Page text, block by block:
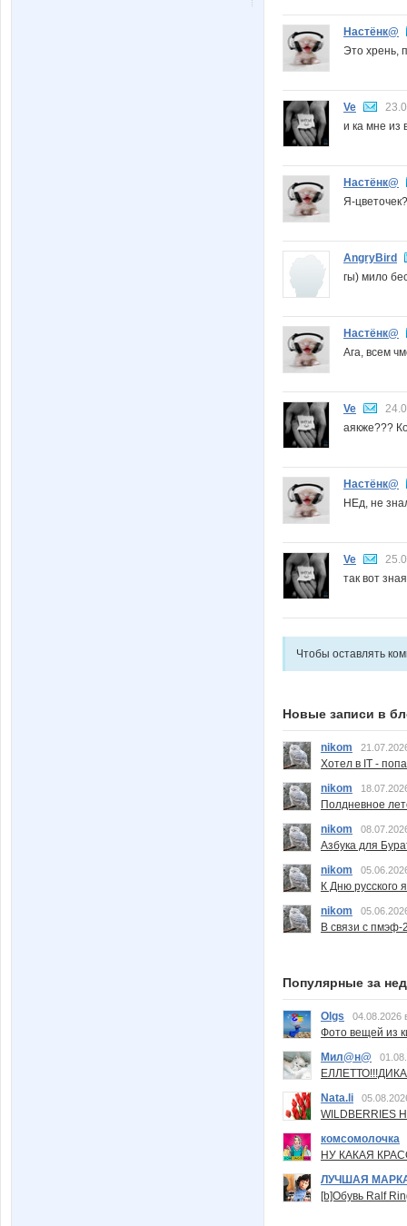
Настёнк@
Это хрень,
Ve
и ка мне из
Настёнк@
Я-
AngryBird
гы) мило
Настёнк@
Ага, всем
Ve
аякже???
Настёнк@
НЕд, не
Ve
так вот
Чтобы оставлять
Новые записи в
nikom
Хотел в IT -
nikom
Полдневное
nikom
Азбука для
nikom
К Дню русского
nikom
В связи с пмэф-
Популярные за
Olgs 04.08.2026
Фото вещей из
Мил@н@
Nata.li
комсомолочка
НУ КАКАЯ
ЛУЧШАЯ
[b]Обувь Ralf